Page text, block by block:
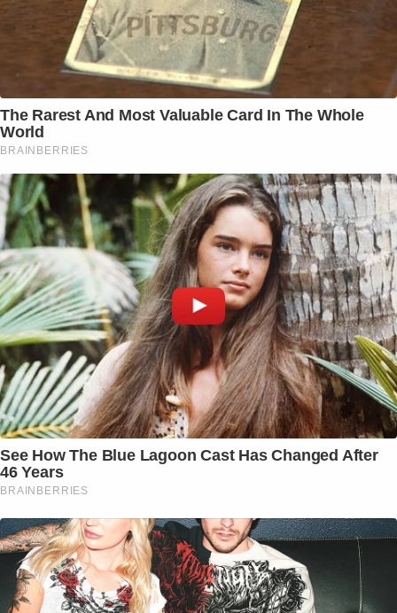
The Rarest And Most Valuable Card In The Whole
World
BRAINBERRIES
See How The Blue Lagoon Cast Has Changed After
46 Years
BRAINBERRIES